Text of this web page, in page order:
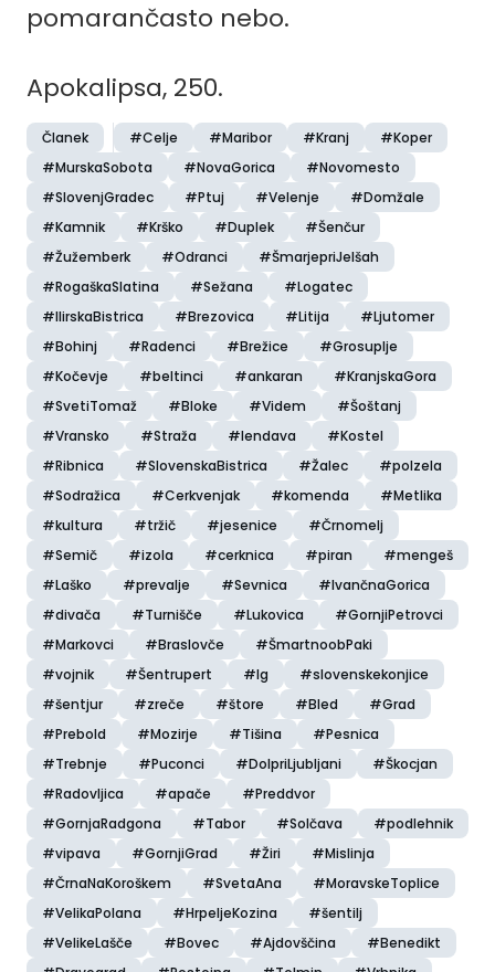
pomarančasto nebo.
Apokalipsa, 250.
Članek #Celje #Maribor #Kranj
#Koper
#MurskaSobota
#NovaGorica
#Novomesto
#SlovenjGradec
#Ptuj #Velenje
#Domžale
#Kamnik
#Krško #Duplek
#Šenčur
#Žužemberk
#Odranci
#ŠmarjepriJelšah
#RogaškaSlatina
#Sežana
#Logatec
#IlirskaBistrica
#Brezovica #Litija
#Ljutomer
#Bohinj
#Radenci #Brežice
#Grosuplje
#Kočevje
#beltinci #ankaran
#KranjskaGora
#SvetiTomaž
#Bloke #Videm
#Šoštanj
#Vransko
#Straža #lendava
#Kostel
#Ribnica
#SlovenskaBistrica #Žalec
#polzela
#Sodražica
#Cerkvenjak #komenda
#Metlika
#kultura
#tržič #jesenice
#Črnomelj
#Semič
#izola #cerknica #piran
#mengeš
#Laško
#prevalje #Sevnica
#IvančnaGorica
#divača
#Turnišče #Lukovica
#GornjiPetrovci
#Markovci
#Braslovče
#ŠmartnoobPaki
#vojnik
#Šentrupert #Ig
#slovenskekonjice
#šentjur
#zreče #štore #Bled
#Grad
#Prebold
#Mozirje #Tišina
#Pesnica
#Trebnje
#Puconci #DolpriLjubljani
#Škocjan
#Radovljica
#apače
#Preddvor
#GornjaRadgona
#Tabor #Solčava
#podlehnik
#vipava
#GornjiGrad #Žiri
#Mislinja
#ČrnaNaKoroškem
#SvetaAna
#MoravskeToplice
#VelikaPolana
#HrpeljeKozina
#šentilj
#VelikeLašče
#Bovec #Ajdovščina
#Benedikt